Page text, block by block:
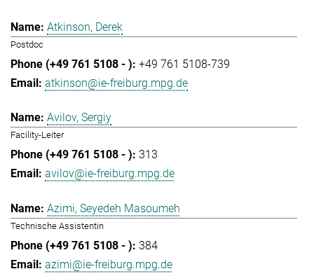
Atkinson, Derek
Postdoc
+49 761 5108-739
atkinson@ie-freiburg.mpg.de
Avilov, Sergiy
Facility-Leiter
313
avilov@ie-freiburg.mpg.de
Azimi, Seyedeh Masoumeh
Technische Assistentin
384
azimi@ie-freiburg.mpg.de